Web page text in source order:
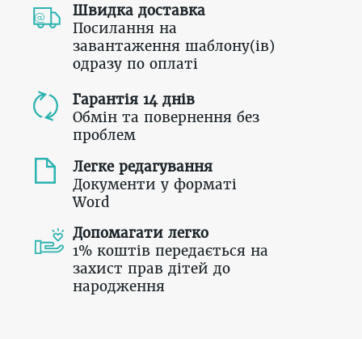
Швидка доставка
Посилання на
завантаження шаблону(ів)
одразу по оплаті
Гарантія 14 днів
Обмін та повернення без
проблем
Легке редагування
Документи у форматі
Word
Допомагати легко
1% коштів передається на
захист прав дітей до
народження